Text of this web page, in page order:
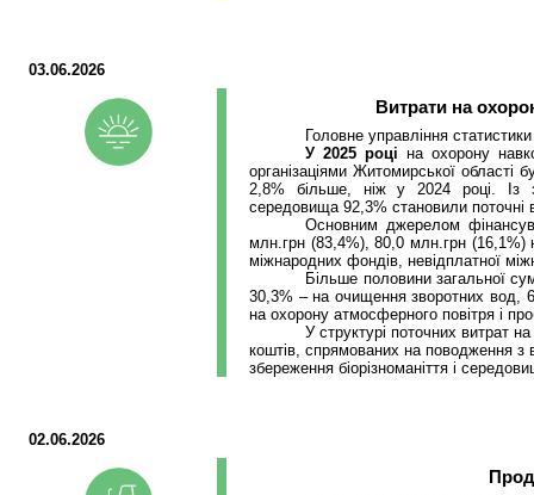
03.06.2026
Витрати на
Головне управління
У 2025 роціна охорону
організаціями Житомирської області
2,8% більше, ніж у 2024 році. Із
середовища 92,3% становили поточні
Основним джерелом
млн.грн(83,4%), 80,0 млн.грн(16,1%)
міжнародних фондів, невідплатної
Більше половини загальної
30,3% – на очищення зворотних вод,
на охорону атмосферного повітря і
У структурі поточних витрат
коштів, спрямованих на поводження з
збереження біорізноманіттяі
02.06.2026